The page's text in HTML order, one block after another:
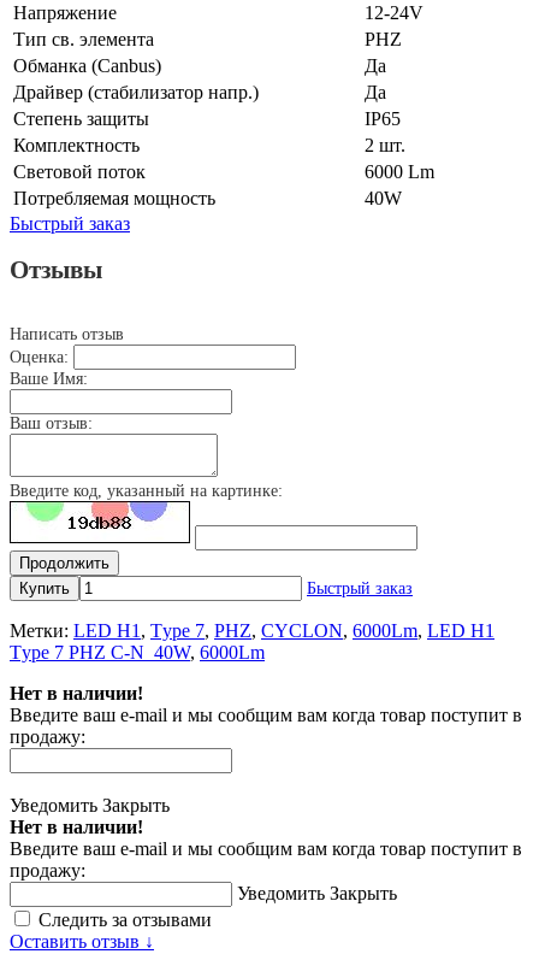
Напряжение
12-24V
Тип св. элемента
PHZ
Обманка (Canbus)
Да
Драйвер (cтабилизатор напр.)
Да
Степень защиты
IP65
Комплектность
2 шт.
Световой поток
6000 Lm
Потребляeмая мощность
40W
Быстрый заказ
Отзывы
Написать отзыв
Оценка:
Ваше Имя:
Ваш отзыв:
Введите код, указанный на картинке:
Продолжить
Купить
Быстрый заказ
Метки: LED H1 , Tуpe 7, PHZ, CYCLON, 6000Lm, LED H1
Tуpe 7 PHZ C-N_40W, 6000Lm
Нет в наличии!
Введите ваш e-mail и мы сообщим вам когда товар поступит в
продажу:
Уведомить Закрыть
Нет в наличии!
Введите ваш e-mail и мы сообщим вам когда товар поступит в
продажу:
Уведомить Закрыть
Следить за отзывами
Оставить отзыв ↓